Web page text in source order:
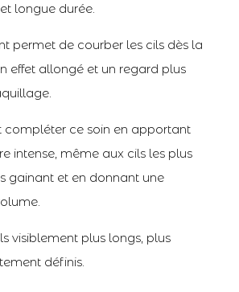
longue durée.
permet de courber les cils dès la
effet allongé et un regard plus
compléter ce soin en apportant
intense, même aux cils les plus
gainant et en donnant une
visiblement plus longs, plus
définis.